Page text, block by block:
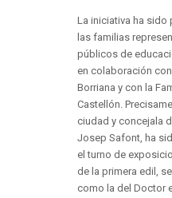
La iniciativa ha sido
las familias
públicos de
en colaboración
Borriana y con la
Castellón.
ciudad y concejala
Josep Safont, ha
el turno de
de la primera edil,
como la del Doctor